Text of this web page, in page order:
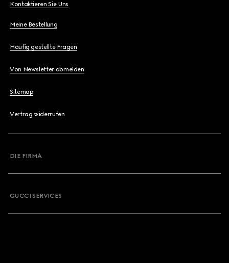
Kontaktieren Sie Uns
Meine Bestellung
Häufig gestellte Fragen
Von Newsletter abmelden
Sitemap
Vertrag widerrufen
DIE FIRMA
GUCCI SERVICES